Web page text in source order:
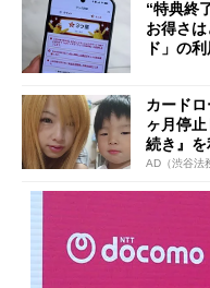
“特典終
お得さ
ド」の
カード
ヶ月停
続き』を
AD（渋谷法